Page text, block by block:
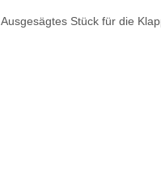
Ausgesägtes Stück für die